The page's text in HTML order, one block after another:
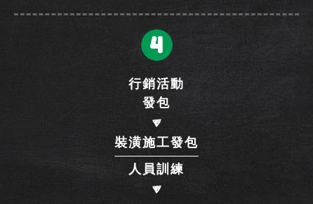
4
行銷活動
發包
裝潢施工發包
人員訓練